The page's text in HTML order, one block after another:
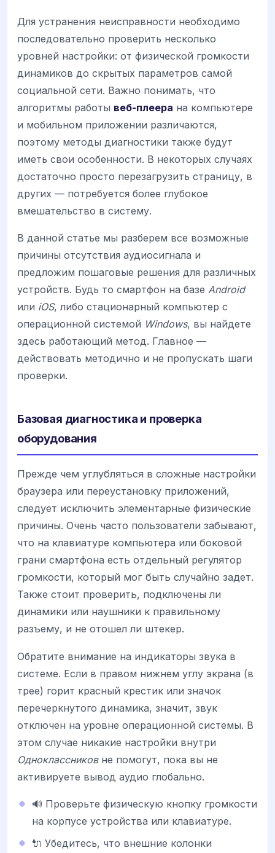
Для устранения неисправности необходимо
последовательно проверить несколько
уровней настройки: от физической громкости
динамиков до скрытых параметров самой
социальной сети. Важно понимать, что
алгоритмы работы веб-плеера на компьютере
и мобильном приложении различаются,
поэтому методы диагностики также будут
иметь свои особенности. В некоторых случаях
достаточно просто перезагрузить страницу, в
других — потребуется более глубокое
вмешательство в систему.
В данной статье мы разберем все возможные
причины отсутствия аудиосигнала и
предложим пошаговые решения для различных
устройств. Будь то смартфон на базе Android
или iOS, либо стационарный компьютер с
операционной системой Windows, вы найдете
здесь работающий метод. Главное —
действовать методично и не пропускать шаги
проверки.
Базовая диагностика и проверка
оборудования
Прежде чем углубляться в сложные настройки
браузера или переустановку приложений,
следует исключить элементарные физические
причины. Очень часто пользователи забывают,
что на клавиатуре компьютера или боковой
грани смартфона есть отдельный регулятор
громкости, который мог быть случайно задет.
Также стоит проверить, подключены ли
динамики или наушники к правильному
разъему, и не отошел ли штекер.
Обратите внимание на индикаторы звука в
системе. Если в правом нижнем углу экрана (в
трее) горит красный крестик или значок
перечеркнутого динамика, значит, звук
отключен на уровне операционной системы. В
этом случае никакие настройки внутри
Одноклассниковне помогут, пока вы не
активируете вывод аудио глобально.
🔊 Проверьте физическую кнопку громкости
на корпусе устройства или клавиатуре.
🔌 Убедитесь, что внешние колонки